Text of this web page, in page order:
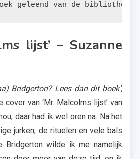
geleend van de bibliotheek.
lijst’ – Suzanne
Bridgerton? Lees dan dit boek’,
van ‘Mr. Malcolms lijst’ van
daar had ik wel oren na. Na het
jurken, de rituelen en vele bals
Bridgerton wilde ik me namelijk